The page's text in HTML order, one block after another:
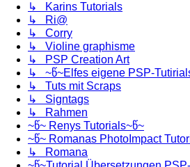
↳ Karins Tutorials
↳ Ri@
↳ Corry
↳ Violine graphisme
↳ PSP Creation Art
↳ ~წ~Elfes eigene PSP-
↳ Tuts mit Scraps
↳ Signtags
↳ Rahmen
~წ~ Renys Tutorials~წ~
~წ~ Romanas PhotoImpact
↳ Romana